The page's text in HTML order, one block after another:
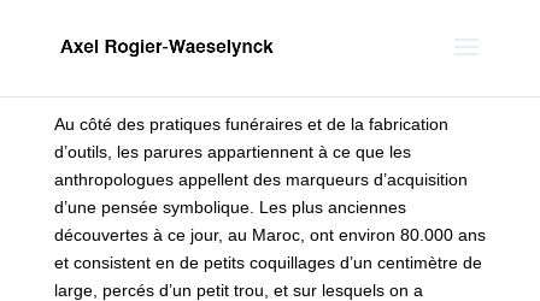
Au côté des pratiques funéraires et de la fabrication
d’outils, les parures appartiennent à ce que les
anthropologues appellent des marqueurs d’acquisition
d’une pensée symbolique. Les plus anciennes
découvertes à ce jour, au Maroc, ont environ 80.000 ans
et consistent en de petits coquillages d’un centimètre de
large, percés d’un petit trou, et sur lesquels on a